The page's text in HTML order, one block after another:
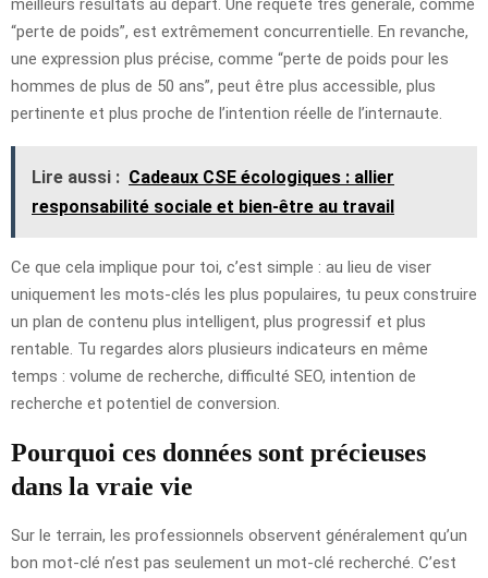
meilleurs résultats au départ. Une requête très générale, comme
“perte de poids”, est extrêmement concurrentielle. En revanche,
une expression plus précise, comme “perte de poids pour les
hommes de plus de 50 ans”, peut être plus accessible, plus
pertinente et plus proche de l’intention réelle de l’internaute.
Lire aussi : Cadeaux CSE écologiques : allier
responsabilité sociale et bien-être au travail
Ce que cela implique pour toi, c’est simple : au lieu de viser
uniquement les mots-clés les plus populaires, tu peux construire
un plan de contenu plus intelligent, plus progressif et plus
rentable. Tu regardes alors plusieurs indicateurs en même
temps : volume de recherche, difficulté SEO, intention de
recherche et potentiel de conversion.
Pourquoi ces données sont précieuses
dans la vraie vie
Sur le terrain, les professionnels observent généralement qu’un
bon mot-clé n’est pas seulement un mot-clé recherché. C’est